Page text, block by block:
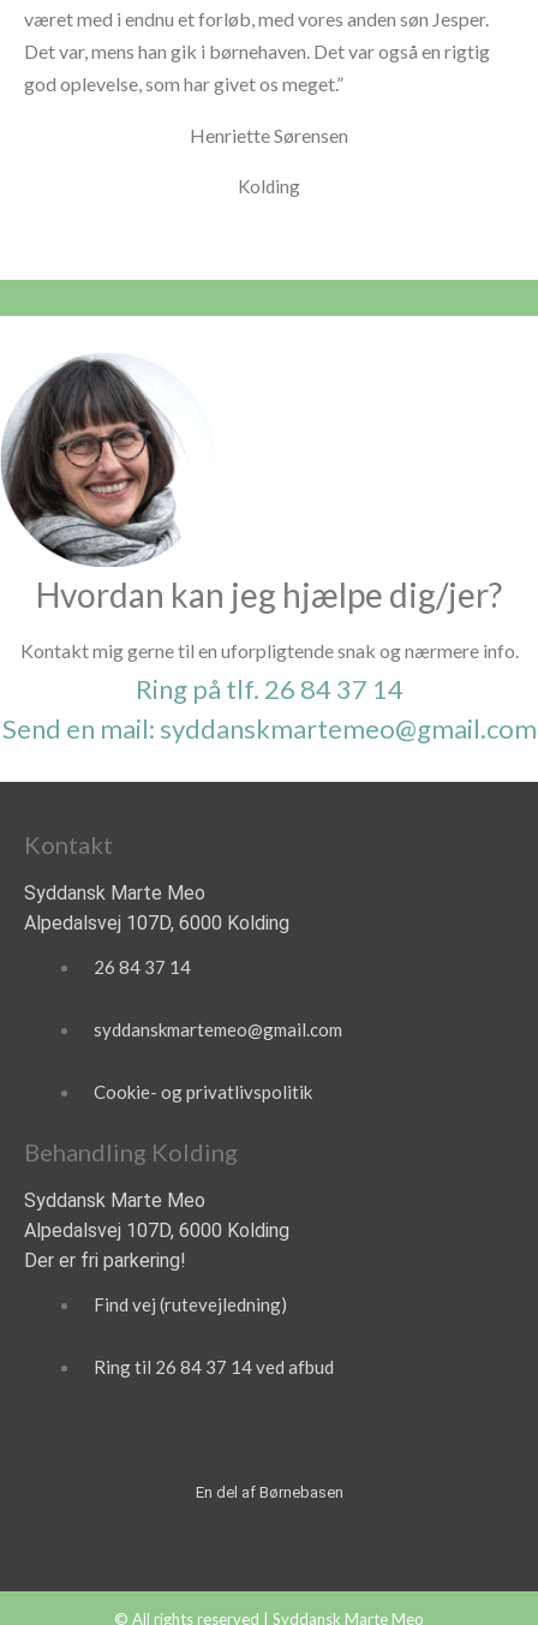
været med i endnu et forløb, med vores anden søn Jesper.
Det var, mens han gik i børnehaven. Det var også en rigtig
god oplevelse, som har givet os meget.”
Henriette Sørensen
Kolding
Hvordan kan jeg hjælpe dig/jer?
Kontakt mig gerne til en uforpligtende snak og nærmere info.
Ring på tlf. 26 84 37 14
Send en mail: syddanskmartemeo@gmail.com
Kontakt
Syddansk Marte Meo
Alpedalsvej 107D, 6000 Kolding
26 84 37 14
syddanskmartemeo@gmail.com
Cookie- og privatlivspolitik
Behandling Kolding
Syddansk Marte Meo
Alpedalsvej 107D, 6000 Kolding
Der er fri parkering!
Find vej (rutevejledning)
Ring til 26 84 37 14 ved afbud
En del af Børnebasen
© All rights reserved | Syddansk Marte Meo